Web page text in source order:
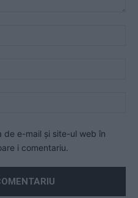
de e-mail și site-ul web în
i comentariu.